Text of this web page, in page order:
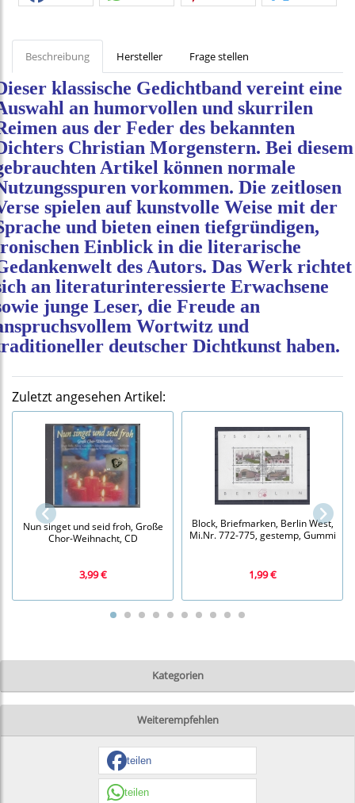
Kategorien
Beschreibung Hersteller Frage stellen
klassische Gedichtband vereint eine
an humorvollen und skurrilen
aus der Feder des bekannten
Christian Morgenstern. Bei diesem
Artikel können normale
vorkommen. Die zeitlosen
spielen auf kunstvolle Weise mit der
und bieten einen tiefgründigen,
Einblick in die literarische
des Autors. Das Werk richtet
an literaturinteressierte Erwachsene
junge Leser, die Freude an
Wortwitz und
deutscher Dichtkunst haben.
Zuletzt angesehen Artikel:
Nun singet und seid froh, Große
Chor-Weihnacht, CD
3,99 €
Block, Briefmarken, Berlin West,
Mi.Nr. 772-775, gestemp, Gummi
1,99 €
Weiterempfehlen
teilen
teilen